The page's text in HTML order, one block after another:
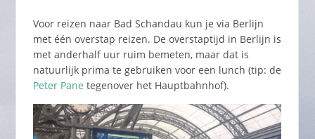
Voor reizen naar Bad Schandau kun je via Berlijn
met één overstap reizen. De overstaptijd in Berlijn is
met anderhalf uur ruim bemeten, maar dat is
natuurlijk prima te gebruiken voor een lunch (tip: de
Peter Pane tegenover het Hauptbahnhof).